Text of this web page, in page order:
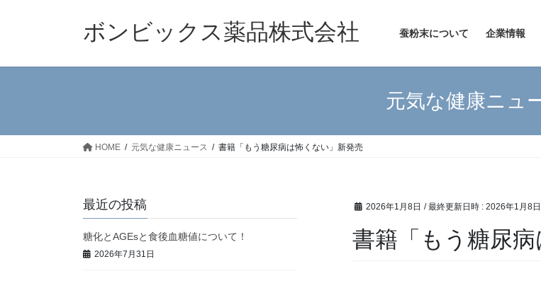
ボンビックス薬品株式会社 蚕粉末について 企業情報
元気な健康ニュ
HOME 元気な健康ニュース 書籍「もう糖尿病は怖くない」新発売
2026年1月8日 / 最終更新日時 : 2026年1月8日
書籍「もう糖尿
最近の投稿
糖化とAGEsと食後血糖値について！
2026年7月31日